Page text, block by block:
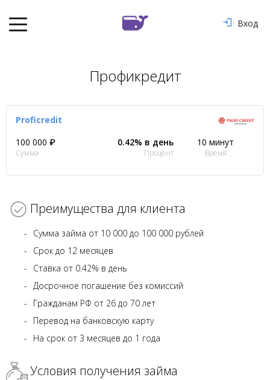
Вход
Профикредит
Proficredit
100 000 ₽
Сумма
0.42% в день
Процент
10 минут
Время
Преимущества для клиента
Сумма займа от 10 000 до 100 000 рублей
Срок до 12 месяцев
Ставка от 0.42% в день
Досрочное погашение без комиссий
Гражданам РФ от 26 до 70 лет
Перевод на банковскую карту
На срок от 3 месяцев до 1 года
Условия получения займа